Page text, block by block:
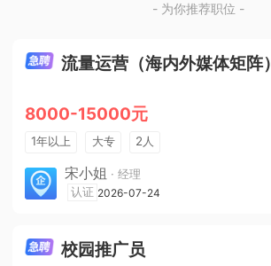
- 为你推荐职位 -
流量运营（海内外媒体矩阵）
8000-15000元
1年以上 大专
2人
法定节假日
宋小姐 · 经理
河北众杰网络科技有限公司
认证 2026-07-24
校园推广员